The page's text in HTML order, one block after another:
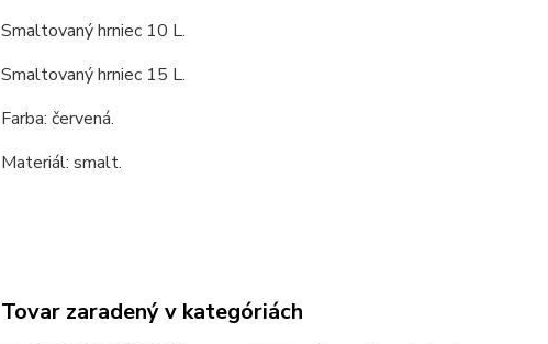
Smaltovaný hrniec 10 L.
Smaltovaný hrniec 15 L.
Farba: červená.
Materiál: smalt.
Tovar zaradený v kategóriách